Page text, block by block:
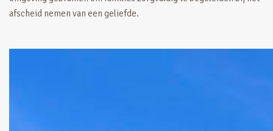
afscheid nemen van een geliefde.